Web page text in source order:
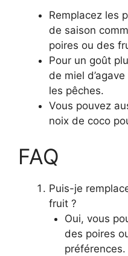
Remplacez les
de saison
poires ou des
Pour un goût
de miel
les pêches.
Vous pouvez
noix de coco
FAQ
Puis-je
fruit ?
Oui, vous
des poires
préférences.